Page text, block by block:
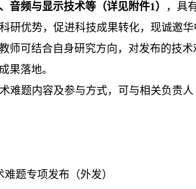
音频与显示技术等（详见附件1）
，具
研优势，促进科技成果转化，现诚邀
师可结合自身研究方向，对发布的技
果落地。
难题内容及参与方式，可与相关负责人
题专项发布（外发）